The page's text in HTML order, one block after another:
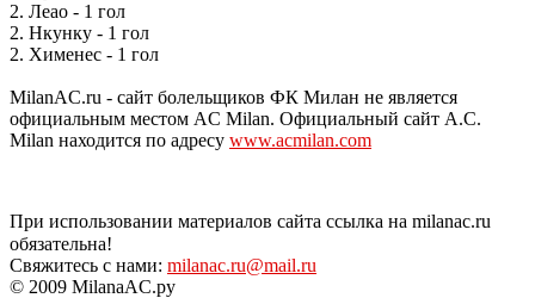
2. Леао - 1 гол
2. Нкунку - 1 гол
2. Хименес - 1 гол
MilanAC.ru - сайт болельщиков ФК Милан не является
официальным местом AC Milan. Официальный сайт A.C.
Milan находится по адресу www.acmilan.com
При использовании материалов сайта ссылка на milanac.ru
обязательна!
Свяжитесь с нами: milanac.ru@mail.ru
© 2009 MilanaAC.ру